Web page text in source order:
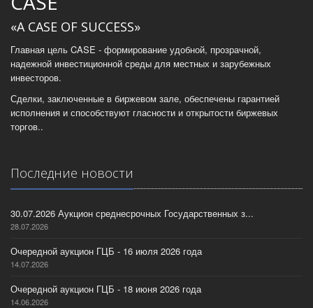
«A CASE OF SUCCESS»
Главная цель CASE - формирование удобной, прозрачной,
надежной инвестиционной среды для местных и зарубежных
инвесторов.
Сделки, заключенные в биржевом зале, обеспечены гарантией
исполнения и способствуют гласности и открытости биржевых
торгов..
Последние новости
30.07.2026 Аукцион среднесрочных Государственных з...
28.07.2026
Очередной аукцион ГЦБ - 16 июля 2026 года
14.07.2026
Очередной аукцион ГЦБ - 18 июня 2026 года
14.06.2026